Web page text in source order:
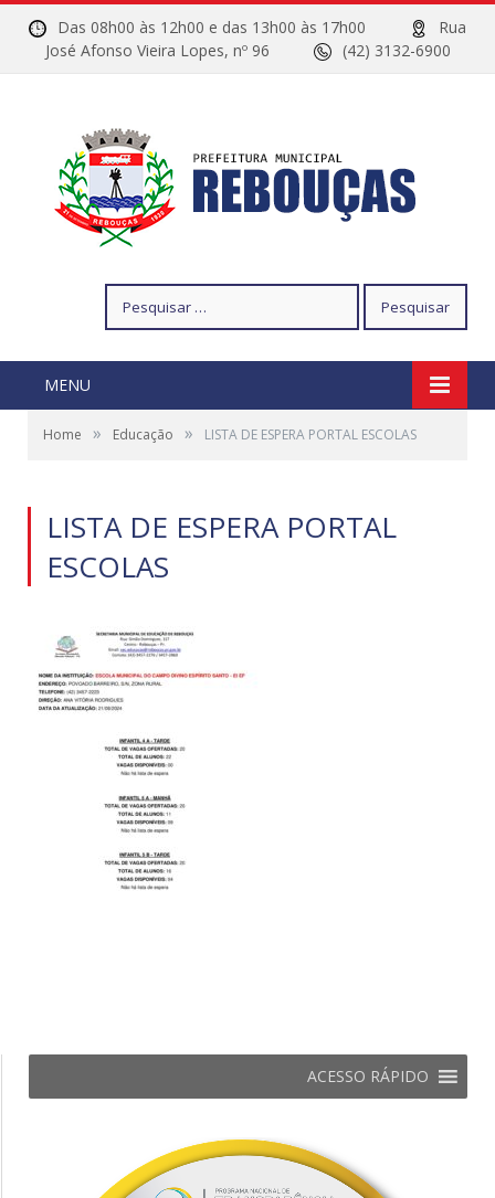
Das 08h00 às 12h00 e das 13h00 às 17h00
Rua
José Afonso Vieira Lopes, nº 96
(42) 3132-6900
por:
MENU
Home » Educação » LISTA DE ESPERA PORTAL ESCOLAS
LISTA DE ESPERA PORTAL
ESCOLAS
ACESSO RÁPIDO